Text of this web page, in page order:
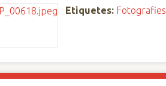
Etiquetes: Fotografies